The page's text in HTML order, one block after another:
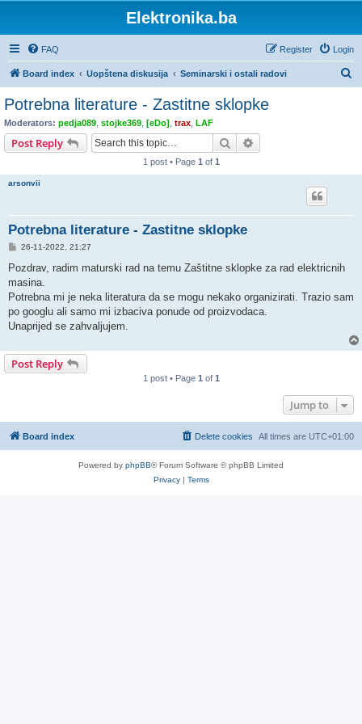
Elektronika.ba
FAQ Login
Register
Board index Uopštena diskusija Seminarski i ostali radovi
Potrebna literature - Zastitne sklopke
Moderators: pedja089 stojke369 [eDo] trax LAF
Post Reply Search
1 post • Page 1 of 1
arsonvii
Potrebna literature - Zastitne sklopke
P
s
26-11-2022, 21:27
Pozdrav, radim maturski rad na temu Zaštitne sklopke za rad elektricnih
masina.
Potrebna mi je neka literatura da se mogu nekako organizirati. Trazio sam
po googlu ali samo mi izbaciva ponude od proizvodaca.
Unaprijed se zahvaljujem.
Post Reply
1 post • Page 1 of 1
Jump to
Board index All times are UTC+01:00
Delete cookies
Powered by phpBB® Forum Software © phpBB Limited
Privacy| Terms